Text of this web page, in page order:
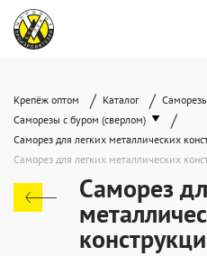
Крепёж оптом / Каталог /
Саморезы с буром (сверлом) /
Саморез для легких металлических
Саморез для легких металлических
Саморез